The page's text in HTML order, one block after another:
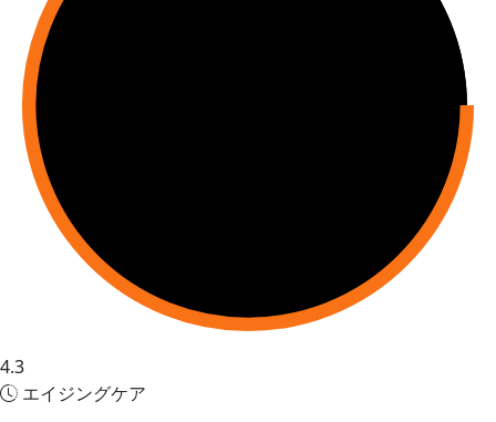
4.3
エイジングケア